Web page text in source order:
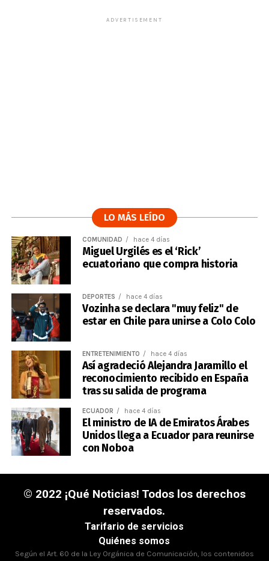
ADVERTISEMENT
LO MÁS LEÍDO
COMUNIDAD hace 4 días
Miguel Urgilés es el ‘Rick’
ecuatoriano que compra historia
DEPORTES hace 4 días
Vozinha se declara "muy feliz" de
estar en Chile para unirse a Colo Colo
ENTRETENIMIENTO hace 4 días
Así agradeció Alejandra Jaramillo el
reconocimiento recibido en España
tras su salida de programa
ECUADOR hace 4 días
El ministro de IA de Emiratos Árabes
Unidos llega a Ecuador para reunirse
con Noboa
© 2022 ¡Qué Noticias! Todos los derechos
reservados.
Tarifario de servicios
Quiénes somos
Según el Art. 60 de la Ley Orgánica de Comunicación, los contenidos